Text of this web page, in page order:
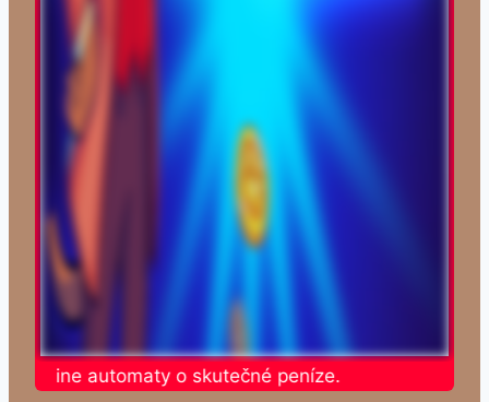
online automaty o skutečné peníze.